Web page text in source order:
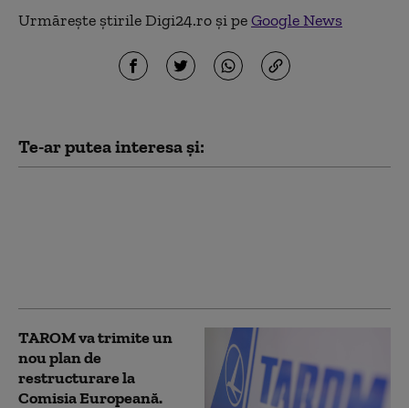
Urmărește știrile Digi24.ro și peGoogle News
Te-ar putea interesa și:
TAROM va trimite un
nou plan de
restructurare la
Comisia Europeană.